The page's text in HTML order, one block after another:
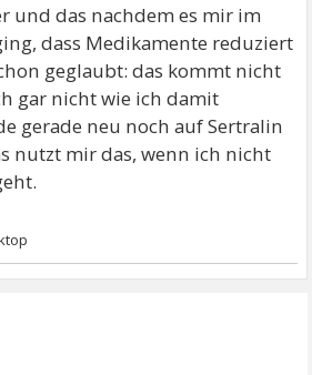
und das nachdem es mir im
dass Medikamente reduziert
geglaubt: das kommt nicht
gar nicht wie ich damit
gerade neu noch auf Sertralin
nutzt mir das, wenn ich nicht